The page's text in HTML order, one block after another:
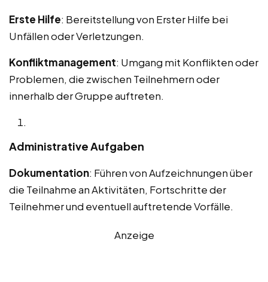
Erste Hilfe: Bereitstellung von Erster Hilfe bei
Unfällen oder Verletzungen.
Konfliktmanagement: Umgang mit Konflikten oder
Problemen, die zwischen Teilnehmern oder
innerhalb der Gruppe auftreten.
Administrative Aufgaben
Dokumentation: Führen von Aufzeichnungen über
die Teilnahme an Aktivitäten, Fortschritte der
Teilnehmer und eventuell auftretende Vorfälle.
Anzeige